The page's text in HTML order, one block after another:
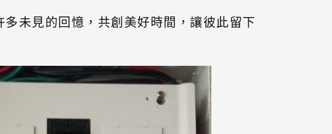
未見的回憶，共創美好時間，讓彼此留下